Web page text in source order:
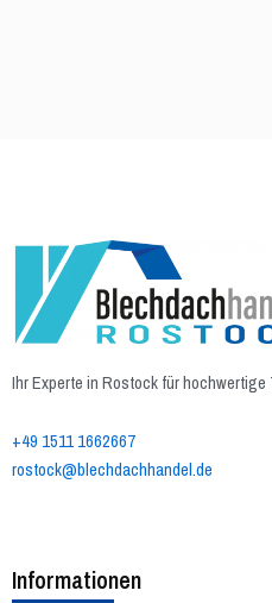
Ihr Experte in Rostock für
+49 1511 1662667
rostock@blechdachhandel.de
Informationen